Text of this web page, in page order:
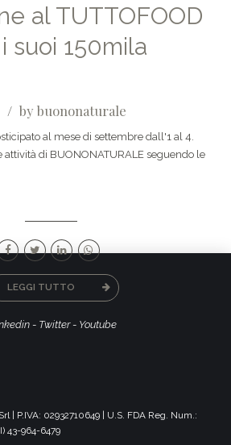
al TUTTOFOOD
suoi 150mila
by buononaturale
al mese di settembre dall'1 al 4.
di BUONONATURALE seguendo le
LEGGI TUTTO
- Twitter- Youtube
| P.IVA: 02932710649 | U.S. FDA Reg. Num.:
43-964-6479